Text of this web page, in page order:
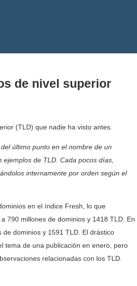
de nivel superior
(TLD) que nadie ha visto antes.
último punto en el nombre de un
ejemplos de TLD. Cada pocos días,
internamente por orden según el
en el índice Fresh, lo que
790 millones de dominios y 1418 TLD. En
dominios y 1591 TLD. El drástico
tema de una publicación en enero, pero
relacionadas con los TLD.